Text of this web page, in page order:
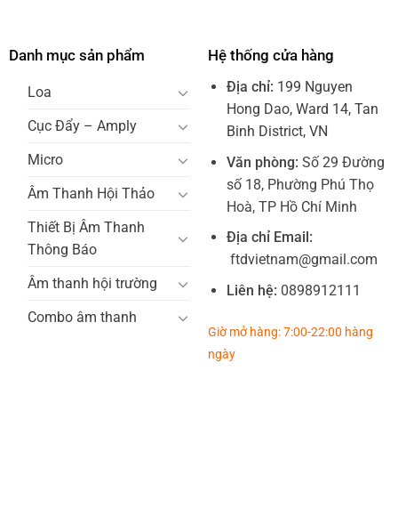
Danh mục sản phẩm
Loa
Cục Đẩy – Amply
Micro
Âm Thanh Hội Thảo
Thiết Bị Âm Thanh
Thông Báo
Âm thanh hội trường
Combo âm thanh
Hệ thống cửa hàng
Địa chỉ: 199 Nguyen
Hong Dao, Ward 14, Tan
Binh District, VN
Văn phòng: Số 29 Đường
số 18, Phường Phú Thọ
Hoà, TP Hồ Chí Minh
Địa chỉ Email:
ftdvietnam@gmail.com
Liên hệ: 0898912111
Giờ mở hàng: 7:00-22:00 hàng
ngày